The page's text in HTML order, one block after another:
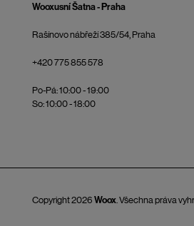
Wooxusní Šatna - Praha
Rašínovo nábřeží 385/54, Praha
+420 775 855 578
Po-Pá: 10:00 - 19:00
So: 10:00 - 18:00
Copyright 2026 Woox. Všechna práva